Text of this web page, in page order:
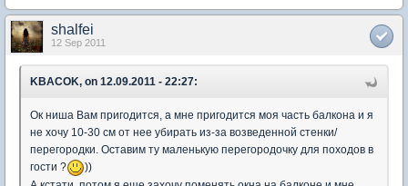
shalfei
12 Sep 2011
KBACOK, on 12.09.2011 - 22:27:
Ок ниша Вам пригодится, а мне пригодится моя часть балкона и я
не хочу 10-30 см от нее убирать из-за возведенной стенки/
перегородки. Оставим ту маленькую перегородочку для походов в
гости ?
))